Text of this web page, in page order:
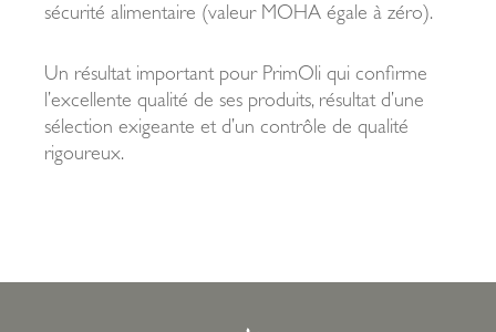
sécurité alimentaire (valeur MOHA égale à zéro).
Un résultat important pour PrimOli qui confirme
l’excellente qualité de ses produits, résultat d’une
sélection exigeante et d’un contrôle de qualité
rigoureux.